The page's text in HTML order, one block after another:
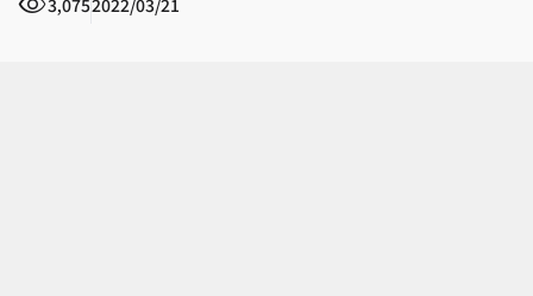
3,0752022/03/21